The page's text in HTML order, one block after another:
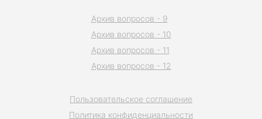
Пользовательское соглашение
Политика конфиденциальности
Архив вопросов - 9
Архив вопросов - 10
Архив вопросов - 11
Архив вопросов - 12